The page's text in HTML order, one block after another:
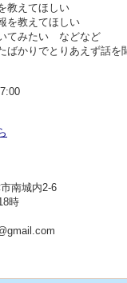
教えてほしい
を教えてほしい
てみたい などなど
ばかりでとりあえず話を
南城内2-6
時